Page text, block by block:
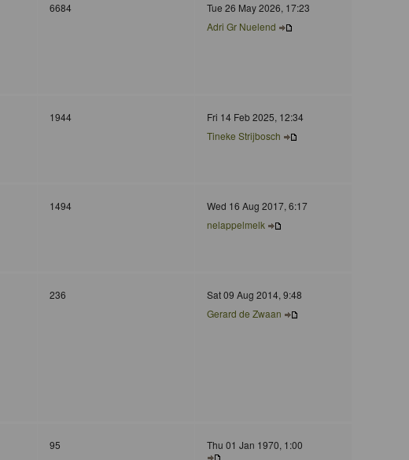
6684
Tue 26 May 2026, 17:23
Adri Gr Nuelend
1944
Fri 14 Feb 2025, 12:34
Tineke Strijbosch
1494
Wed 16 Aug 2017, 6:17
nelappelmelk
236
Sat 09 Aug 2014, 9:48
Gerard de Zwaan
95 Thu 01 Jan 1970, 1:00